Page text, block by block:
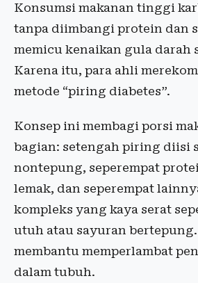
Konsumsi makanan tinggi
tanpa diimbangi protein dan
memicu kenaikan gula darah
Karena itu, para ahli
metode “piring diabetes”.
Konsep ini membagi porsi
bagian: setengah piring diisi
nontepung, seperempat
lemak, dan seperempat
kompleks yang kaya serat
utuh atau sayuran
membantu memperlambat
dalam tubuh.